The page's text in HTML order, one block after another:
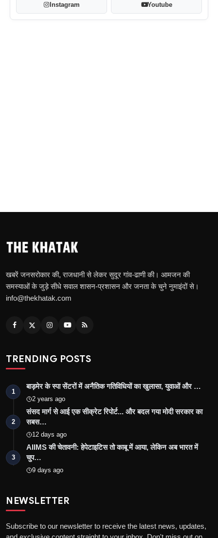
Instagram Youtube
खबरें जनसरोकार की, राजधानी से लेकर सुदूर गांव-ढाणी की। आमजन की
समस्याओं के जुड़े सीधे सवाल शासन-प्रशासन और जनता के चुने नुमाइंदों से।
info@thekhatak.com
TRENDING POSTS
1
बाड़मेर के स्पा सेंटरों में अनैतिक गतिविधियों का खुलासा, युवाओं और …
2 years ago
2
संसद मार्ग से आई एक सीक्रेट रिपोर्ट... और बदल गया मोदी सरकार का
सबस…
12 days ago
3
AIIMS की चेतावनी: हेपेटाइटिस तो काबू में आया, लेकिन अब भारत में
चुप…
9 days ago
NEWSLETTER
Subscribe to our newsletter to receive the latest news, updates,